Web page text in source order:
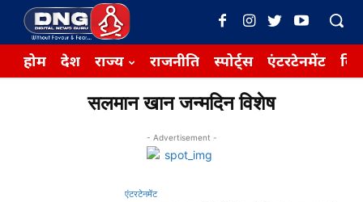
होम देश राज्य राजनीति स्पोर्ट्स एंटरटेनमेंट
सलमान खान जन्मदिन विशेष
- Advertisement -
एंटरटेनमेंट